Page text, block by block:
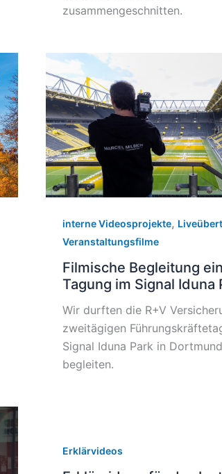
zusammengeschnitten.
interne Videosprojekte,
Veranstaltungsfilme
Filmische Begleitung
Tagung im Signal Iduna
Wir durften die R+V
zweitägigen
Signal Iduna Park in
begleiten.
Erklärvideos